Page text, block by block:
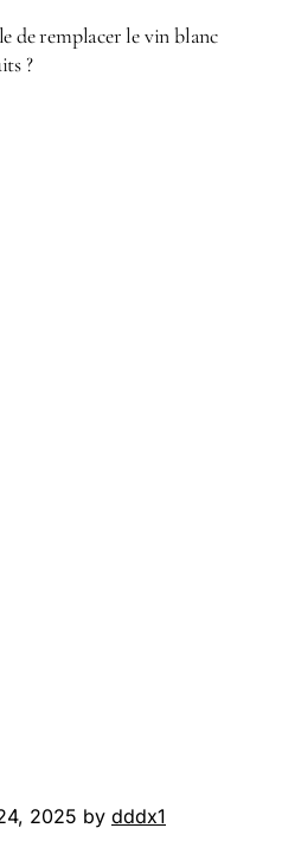
de remplacer le vin blanc
?
2025 by dddx1